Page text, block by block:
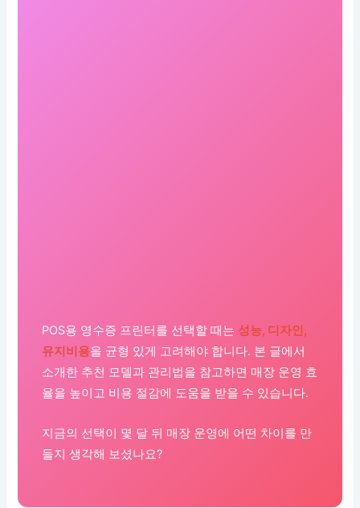
POS용 영수증 프린터를 선택할 때는 성능, 디자인,
유지비용을 균형 있게 고려해야 합니다. 본 글에서
소개한 추천 모델과 관리법을 참고하면 매장 운영 효
율을 높이고 비용 절감에 도움을 받을 수 있습니다.
지금의 선택이 몇 달 뒤 매장 운영에 어떤 차이를 만
들지 생각해 보셨나요?